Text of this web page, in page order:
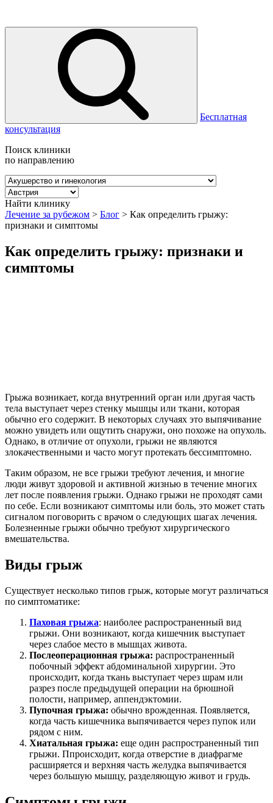
Бесплатная
консультация
Поиск клиники
по направлению
Найти клинику
Лечение за рубежом > Блог > Как определить грыжу:
признаки и симптомы
Как определить грыжу: признаки и
симптомы
Грыжа возникает, когда внутренний орган или другая часть
тела выступает через стенку мышцы или ткани, которая
обычно его содержит. В некоторых случаях это выпячивание
можно увидеть или ощутить снаружи, оно похоже на опухоль.
Однако, в отличие от опухоли, грыжи не являются
злокачественными и часто могут протекать бессимптомно.
Таким образом, не все грыжи требуют лечения, и многие
люди живут здоровой и активной жизнью в течение многих
лет после появления грыжи. Однако грыжи не проходят сами
по себе. Если возникают симптомы или боль, это может стать
сигналом поговорить с врачом о следующих шагах лечения.
Болезненные грыжи обычно требуют хирургического
вмешательства.
Виды грыж
Существует несколько типов грыж, которые могут различаться
по симптоматике:
Паховая грыжа: наиболее распространенный вид
грыжи. Они возникают, когда кишечник выступает
через слабое место в мышцах живота.
Послеоперационная грыжа: распространенный
побочный эффект абдоминальной хирургии. Это
происходит, когда ткань выступает через шрам или
разрез после предыдущей операции на брюшной
полости, например, аппендэктомии.
Пупочная грыжа: обычно врожденная. Появляется,
когда часть кишечника выпячивается через пупок или
рядом с ним.
Хиатальная грыжа: еще один распространенный тип
грыжи. Ппроисходит, когда отверстие в диафрагме
расширяется и верхняя часть желудка выпячивается
через большую мышцу, разделяющую живот и грудь.